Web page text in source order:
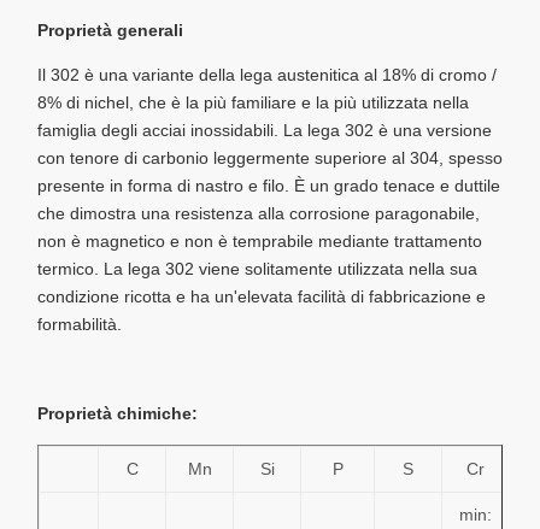
Proprietà generali
Il 302 è una variante della lega austenitica al 18% di cromo /
8% di nichel, che è la più familiare e la più utilizzata nella
famiglia degli acciai inossidabili. La lega 302 è una versione
con tenore di carbonio leggermente superiore al 304, spesso
presente in forma di nastro e filo. È un grado tenace e duttile
che dimostra una resistenza alla corrosione paragonabile,
non è magnetico e non è temprabile mediante trattamento
termico. La lega 302 viene solitamente utilizzata nella sua
condizione ricotta e ha un'elevata facilità di fabbricazione e
formabilità.
Proprietà chimiche:
C Mn Si P S Cr
min: